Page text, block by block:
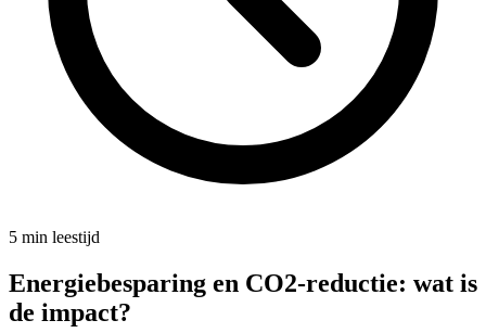
5 min leestijd
Energiebesparing en CO2-reductie: wat is
de impact?